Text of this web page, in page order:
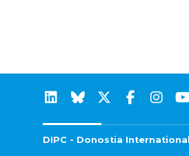
DIPC - Donostia